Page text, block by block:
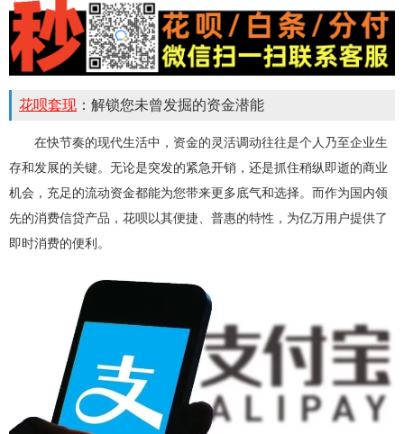
花呗套现 ：解锁您未曾发掘的资金潜能
在快节奏的现代生活中，资金的灵活调动往往是个人乃至企业生
存和发展的关键。无论是突发的紧急开销，还是抓住稍纵即逝的商业
机会，充足的流动资金都能为您带来更多底气和选择。而作为国内领
先的消费信贷产品，花呗以其便捷、普惠的特性，为亿万用户提供了
即时消费的便利。